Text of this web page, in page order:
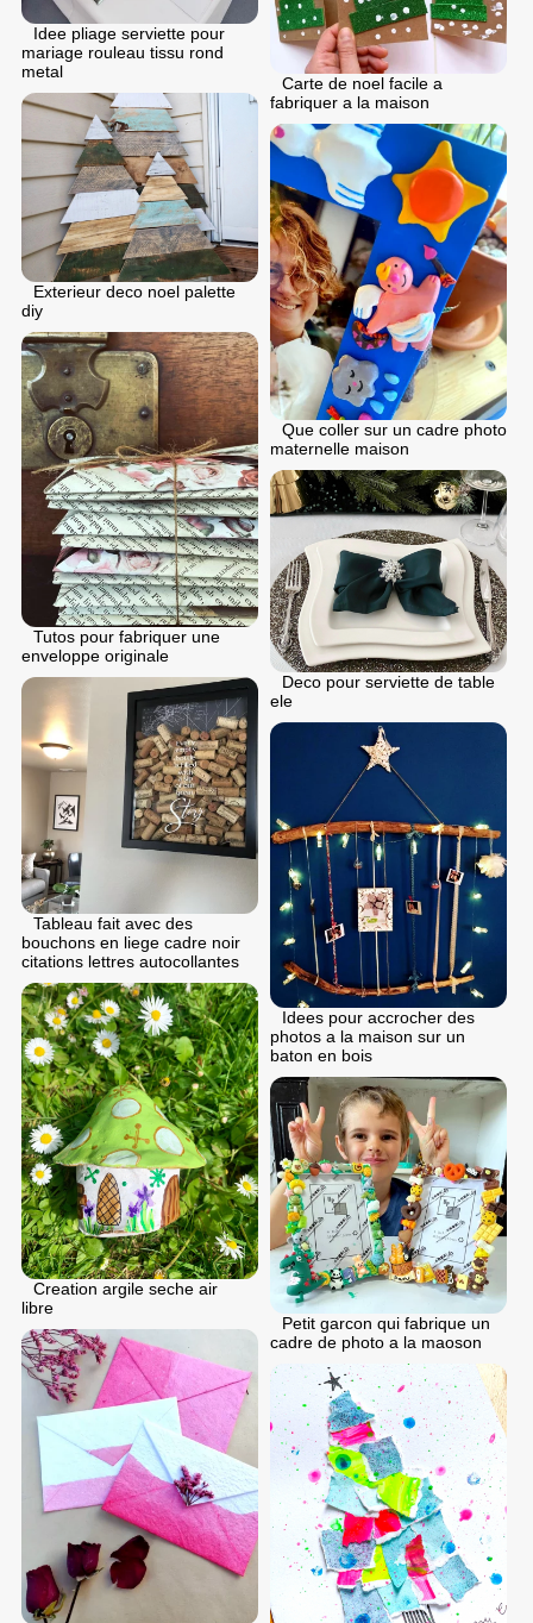
Idee pliage serviette pour
mariage rouleau tissu rond
metal
Carte de noel facile a
fabriquer a la maison
Exterieur deco noel palette
diy
Que coller sur un cadre photo
maternelle maison
Tutos pour fabriquer une
enveloppe originale
Deco pour serviette de table
ele
Tableau fait avec des
bouchons en liege cadre noir
citations lettres autocollantes
Idees pour accrocher des
photos a la maison sur un
baton en bois
Creation argile seche air
libre
Petit garcon qui fabrique un
cadre de photo a la maoson